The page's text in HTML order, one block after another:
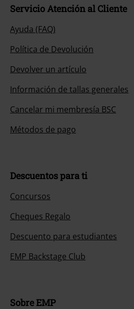
Servicio Atención al Cliente
Ayuda (FAQ)
Política de Devolución
Devolver un artículo
Información de tallas generales
Cancelar mi membresía BSC
Métodos de pago
Descuentos para ti
Concursos
Cheques Regalo
Descuento para estudiantes
EMP Backstage Club
Sobre EMP